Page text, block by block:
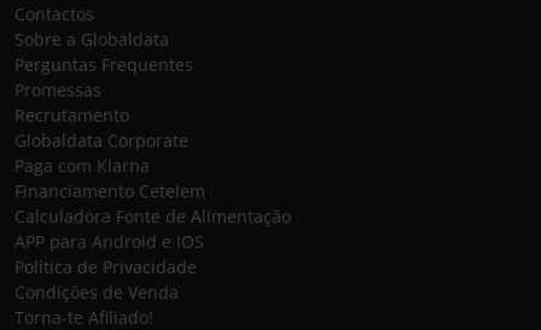
Contactos
Sobre a Globaldata
Perguntas Frequentes
Promessas
Recrutamento
Globaldata Corporate
Paga com Klarna
Financiamento Cetelem
Calculadora Fonte de Alimentação
APP para Android e IOS
Política de Privacidade
Condições de Venda
Torna-te Afiliado!